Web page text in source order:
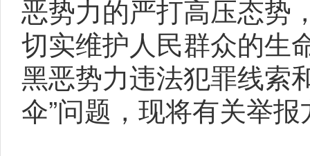
恶势力的严打高压态势
切实维护人民群众的生
黑恶势力违法犯罪线索
伞”问题，现将有关举